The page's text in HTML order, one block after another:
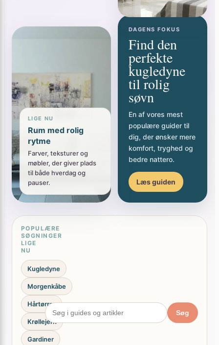
Rum med rolig
rytme
Farver, teksturer og
møbler, der giver plads
til både hverdag og
pauser.
Find den
perfekte
kugledyne
til rolig
søvn
populære guider til
dig, der ønsker mere
komfort, tryghed og
bedre nattero.
Læs guiden
SØGNINGER
LIGE
NU
Kugledyne
Morgenkåbe
Hårtørrer
Krøllejern
Gardiner
Søg